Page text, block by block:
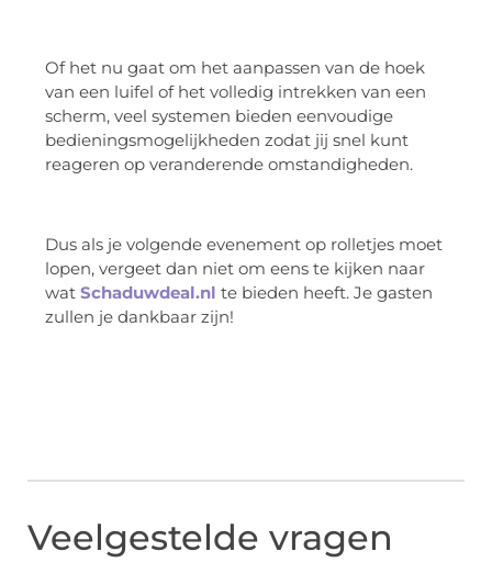
Of het nu gaat om het aanpassen van de hoek
van een luifel of het volledig intrekken van een
scherm, veel systemen bieden eenvoudige
bedieningsmogelijkheden zodat jij snel kunt
reageren op veranderende omstandigheden.
Dus als je volgende evenement op rolletjes moet
lopen, vergeet dan niet om eens te kijken naar
wat Schaduwdeal.nl te bieden heeft. Je gasten
zullen je dankbaar zijn!
Veelgestelde vragen